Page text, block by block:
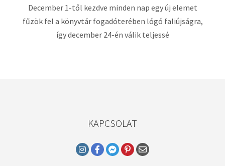
December 1-től kezdve minden nap egy új elemet
fűzök fel a könyvtár fogadóterében lógó faliújságra,
így december 24-én válik teljessé
KAPCSOLAT